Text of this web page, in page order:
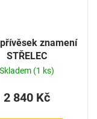
znamení
STŘELEC
Skladem (1 ks)
2 840 Kč